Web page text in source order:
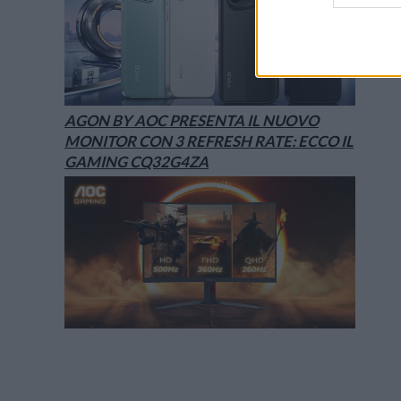
AGON BY AOC PRESENTA IL NUOVO
MONITOR CON 3 REFRESH RATE: ECCO IL
GAMING CQ32G4ZA